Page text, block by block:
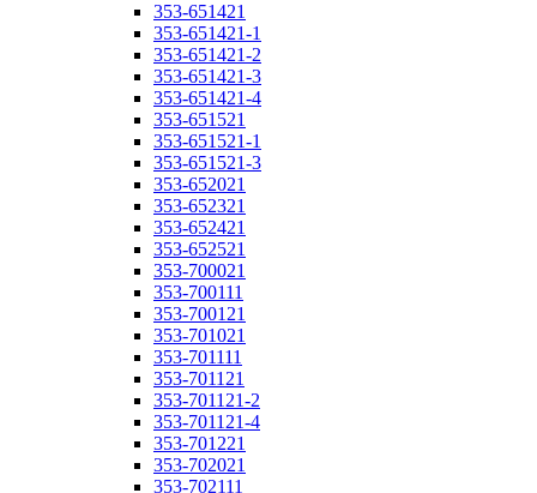
353-651421
353-651421-1
353-651421-2
353-651421-3
353-651421-4
353-651521
353-651521-1
353-651521-3
353-652021
353-652321
353-652421
353-652521
353-700021
353-700111
353-700121
353-701021
353-701111
353-701121
353-701121-2
353-701121-4
353-701221
353-702021
353-702111